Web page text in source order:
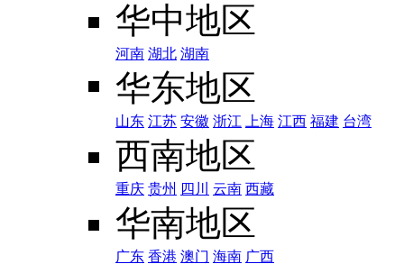
华中地区
河南 湖北 湖南
华东地区
山东 江苏 安徽 浙江 上海 江西 福建 台湾
西南地区
重庆 贵州 四川 云南 西藏
华南地区
广东 香港 澳门 海南 广西